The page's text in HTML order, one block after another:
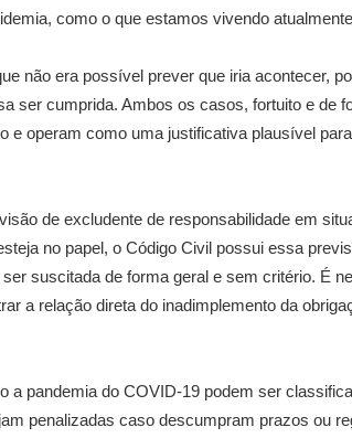
como o que estamos vivendo
não era possível prever que iria acontecer,
ser cumprida. Ambos os casos, fortuito e de
e operam como uma justificativa plausível
de excludente de responsabilidade em
no papel, o Código Civil possui essa
suscitada de forma geral e sem critério. É
a relação direta do inadimplemento da
a pandemia do COVID-19 podem ser
penalizadas caso descumpram prazos ou